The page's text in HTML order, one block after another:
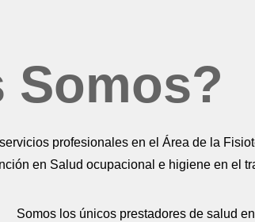
Somos?
profesionales en el Área de la
en Salud ocupacional e higiene en el
Somos los únicos prestadores de salud